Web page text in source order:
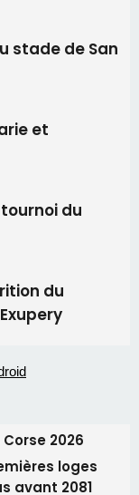
du
du
2026
loges
2081
par une